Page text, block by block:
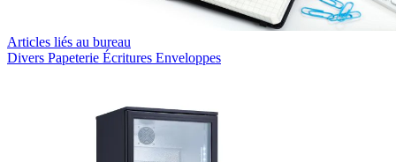
Articles liés au bureau
Divers Papeterie Écritures Enveloppes